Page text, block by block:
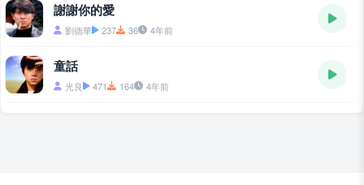
謝謝你的愛
劉德華 237 36 4年前
童話
光良 471 164 4年前